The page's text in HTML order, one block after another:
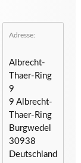
Adresse:
Albrecht-
Thaer-Ring
9
9 Albrecht-
Thaer-Ring
Burgwedel
30938
Deutschland